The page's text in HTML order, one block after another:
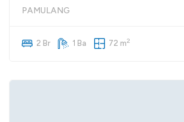
PAMULANG
2 Br 1 Ba 72 m2